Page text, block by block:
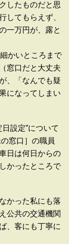
したものだと思
してもらえず、
一万円が、露と
かいところまで
窓口だと大丈夫
、「なんでも疑
になってしまい
設定”について
窓口］の職員
日は何日からの
かったところで
かった私にも落
公共の交通機関
、客にも丁寧に